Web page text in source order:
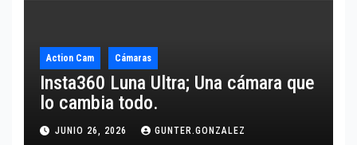
Action Cam Cámaras
Insta360 Luna Ultra; Una cámara que
lo cambia todo.
JUNIO 26, 2026 GUNTER.GONZALEZ